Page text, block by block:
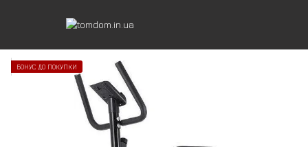
БОНУС ДО ПОКУПКИ